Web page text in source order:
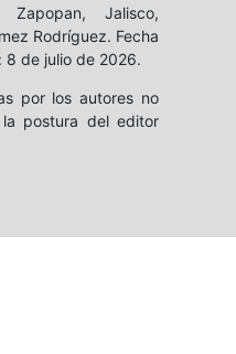
Zapopan, Jalisco,
Rodríguez. Fecha
8 de julio de 2026.
por los autores no
la postura del editor